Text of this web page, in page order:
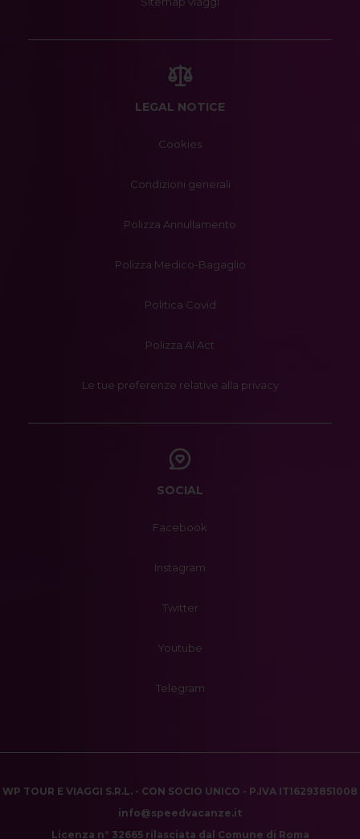
LEGAL NOTICE
Cookies
Condizioni generali
Polizza Annullamento
Polizza Medico-Bagaglio
Politica Covid
Polizza AI Act
Le tue preferenze relative alla privacy
SOCIAL
Facebook
Instagram
Twitter
Youtube
Telegram
WP TOUR E VIAGGI S.R.L. - CON SOCIO UNICO - P.IVA IT16293851008
info@speedvacanze.it
Licenza n° 32665 rilasciata dal Comune di Roma